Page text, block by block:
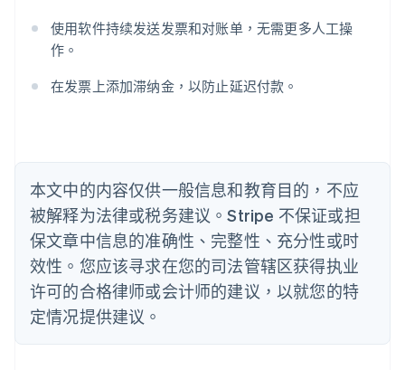
使用软件持续发送发票和对账单，无需更多人工操
作。
在发票上添加滞纳金，以防止延迟付款。
本文中的内容仅供一般信息和教育目的，不应
被解释为法律或税务建议。Stripe 不保证或担
保文章中信息的准确性、完整性、充分性或时
效性。您应该寻求在您的司法管辖区获得执业
许可的合格律师或会计师的建议，以就您的特
定情况提供建议。
巴西
Português English
保加利亚
比利时
丹麦
English
德国
DeutschEnglish
法国
Français English
芬兰
English Svenska
荷兰